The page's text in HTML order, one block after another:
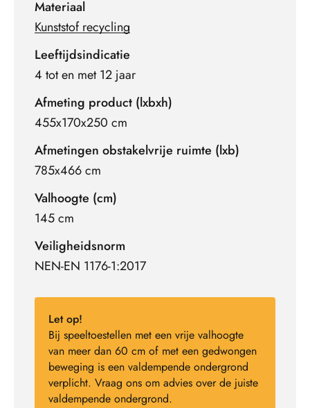
Materiaal
Kunststof recycling
Leeftijdsindicatie
4 tot en met 12 jaar
Afmeting product (lxbxh)
455x170x250 cm
Afmetingen obstakelvrije ruimte (lxb)
785x466 cm
Valhoogte (cm)
145 cm
Veiligheidsnorm
NEN-EN 1176-1:2017
Let op!
Bij speeltoestellen met een vrije valhoogte
van meer dan 60 cm of met een gedwongen
beweging is een valdempende ondergrond
verplicht. Vraag ons om advies over de juiste
valdempende ondergrond.